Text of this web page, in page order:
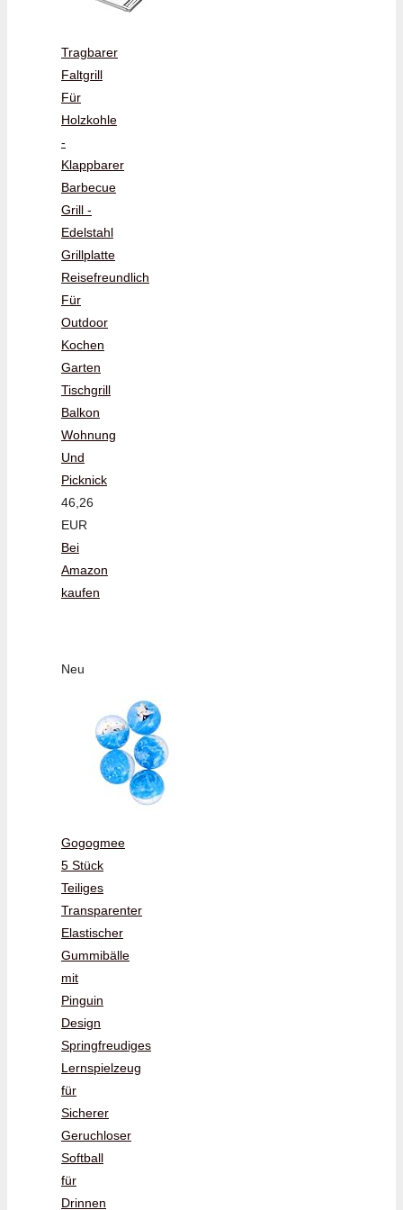
Tragbarer
Faltgrill
Für
Holzkohle
-
Klappbarer
Barbecue
Grill -
Edelstahl
Grillplatte
Reisefreundlich
Für
Outdoor
Kochen
Garten
Tischgrill
Balkon
Wohnung
Und
Picknick
46,26
EUR
Bei
Amazon
kaufen
Neu
Gogogmee
5 Stück
Teiliges
Transparenter
Elastischer
Gummibälle
mit
Pinguin
Design
Springfreudiges
Lernspielzeug
für
Sicherer
Geruchloser
Softball
für
Drinnen